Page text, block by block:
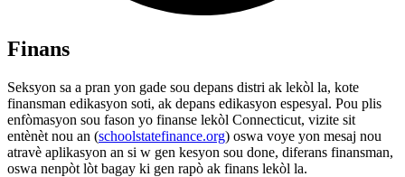
Finans
Seksyon sa a pran yon gade sou depans distri ak lekòl la, kote
finansman edikasyon soti, ak depans edikasyon espesyal. Pou plis
enfòmasyon sou fason yo finanse lekòl Connecticut, vizite sit
entènèt nou an (schoolstatefinance.org) oswa voye yon mesaj nou
atravè aplikasyon an si w gen kesyon sou done, diferans finansman,
oswa nenpòt lòt bagay ki gen rapò ak finans lekòl la.